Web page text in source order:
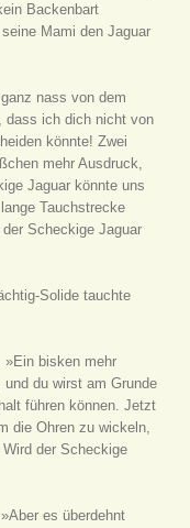
Backenbart
Mami den Jaguar
nass von dem
dass ich dich nicht von
könnte! Zwei
mehr Ausdruck,
Jaguar könnte uns
Tauchstrecke
Scheckige Jaguar
Solide tauchte
»Ein bisken mehr
du wirst am Grunde
führen können. Jetzt
die Ohren zu wickeln,
der Scheckige
es überdehnt